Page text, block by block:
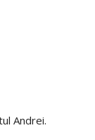
Andrei.